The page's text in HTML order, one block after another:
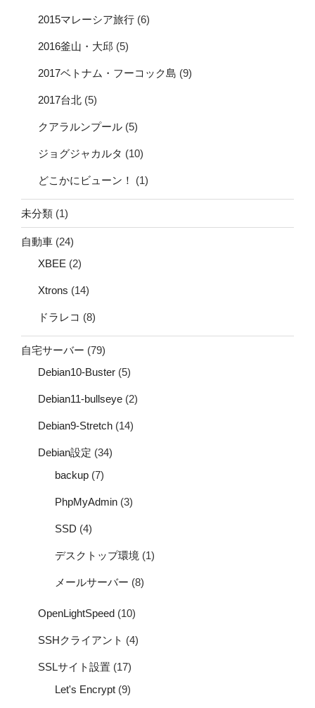
2015マレーシア旅行 (6)
2016釜山・大邱 (5)
2017ベトナム・フーコック島 (9)
2017台北 (5)
クアラルンプール (5)
ジョグジャカルタ (10)
どこかにビューン！ (1)
未分類 (1)
自動車 (24)
XBEE (2)
Xtrons (14)
ドラレコ (8)
自宅サーバー (79)
Debian10-Buster (5)
Debian11-bullseye (2)
Debian9-Stretch (14)
Debian設定 (34)
backup (7)
PhpMyAdmin (3)
SSD (4)
デスクトップ環境 (1)
メールサーバー (8)
OpenLightSpeed (10)
SSHクライアント (4)
SSLサイト設置 (17)
Let's Encrypt (9)